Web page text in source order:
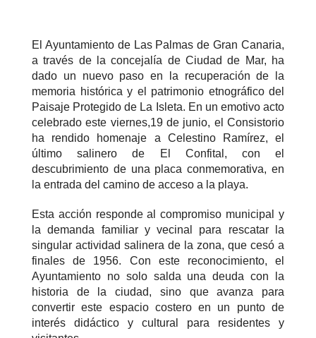
El Ayuntamiento de Las Palmas de Gran Canaria,
a través de la concejalía de Ciudad de Mar, ha
dado un nuevo paso en la recuperación de la
memoria histórica y el patrimonio etnográfico del
Paisaje Protegido de La Isleta. En un emotivo acto
celebrado este viernes,19 de junio, el Consistorio
ha rendido homenaje a Celestino Ramírez, el
último salinero de El Confital, con el
descubrimiento de una placa conmemorativa, en
la entrada del camino de acceso a la playa.
Esta acción responde al compromiso municipal y
la demanda familiar y vecinal para rescatar la
singular actividad salinera de la zona, que cesó a
finales de 1956. Con este reconocimiento, el
Ayuntamiento no solo salda una deuda con la
historia de la ciudad, sino que avanza para
convertir este espacio costero en un punto de
interés didáctico y cultural para residentes y